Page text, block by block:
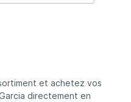
et achetez vos
directement en